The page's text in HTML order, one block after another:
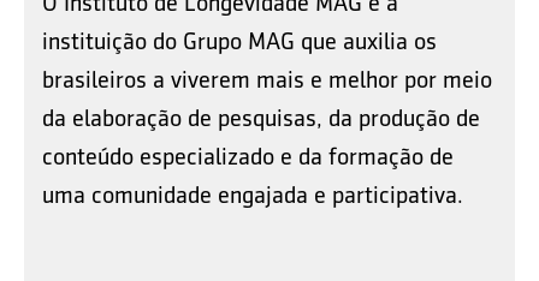
instituição do Grupo MAG que auxilia os
brasileiros a viverem mais e melhor por meio
da elaboração de pesquisas, da produção de
conteúdo especializado e da formação de
uma comunidade engajada e participativa.